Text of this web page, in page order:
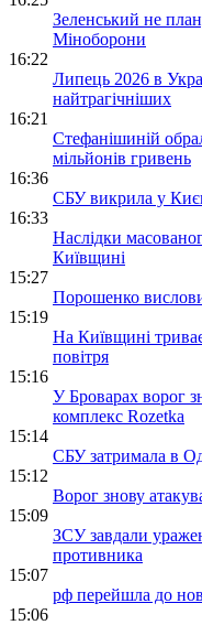
Зеленський не
Міноборони
16:22
Липець 2026 в
найтрагічніших
16:21
Стефанішиній
мільйонів гривень
16:36
СБУ викрила у
16:33
Наслідки
Київщині
15:27
Порошенко
15:19
На Київщині
повітря
15:16
У Броварах ворог
комплекс Rozetka
15:14
СБУ затримала в
15:12
Ворог знову
15:09
ЗСУ завдали
противника
15:07
рф перейшла до
15:06